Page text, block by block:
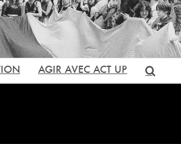
AGIR AVEC ACT UP